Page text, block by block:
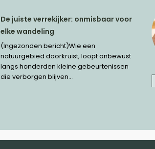
De juiste verrekijker: onmisbaar voor
elke wandeling
(Ingezonden bericht)Wie een
natuurgebied doorkruist, loopt onbewust
langs honderden kleine gebeurtenissen
die verborgen blijven...